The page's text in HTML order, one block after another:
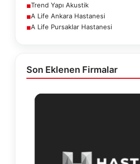
■Trend Yapı Akustik
■A Life Ankara Hastanesi
■A Life Pursaklar Hastanesi
Son Eklenen Firmalar